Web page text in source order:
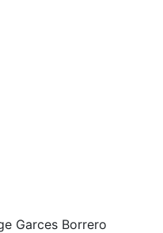
Garces Borrero